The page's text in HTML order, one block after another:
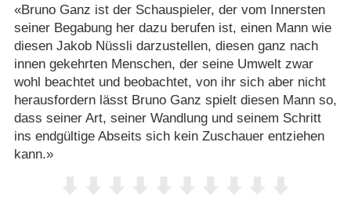
«Bruno Ganz ist der Schauspieler, der vom Innersten
seiner Begabung her dazu berufen ist, einen Mann wie
diesen Jakob Nüssli darzustellen, diesen ganz nach
innen gekehrten Menschen, der seine Umwelt zwar
wohl beachtet und beobachtet, von ihr sich aber nicht
herausfordern lässt Bruno Ganz spielt diesen Mann so,
dass seiner Art, seiner Wandlung und seinem Schritt
ins endgültige Abseits sich kein Zuschauer entziehen
kann.»